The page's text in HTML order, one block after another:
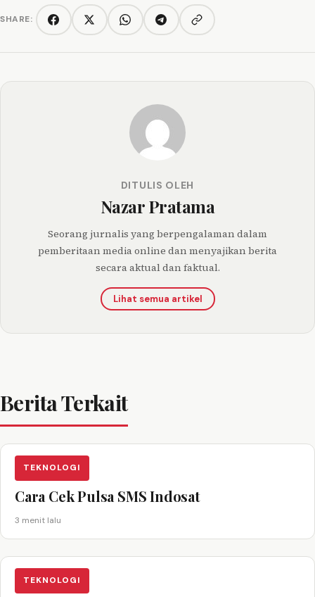
SHARE: FacebookTwitter/XWhatsAppTelegramCopy link
DITULIS OLEH
Nazar Pratama
Seorang jurnalis yang berpengalaman dalam
pemberitaan media online dan menyajikan berita
secara aktual dan faktual.
Lihat semua artikel
Berita Terkait
TEKNOLOGI
Cara Cek Pulsa SMS Indosat
3 menit lalu
TEKNOLOGI